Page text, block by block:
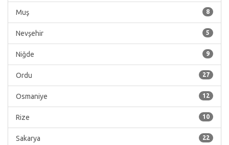
8
Muş
5
Nevşehir
9
Niğde
27
Ordu
12
Osmaniye
10
Rize
22
Sakarya